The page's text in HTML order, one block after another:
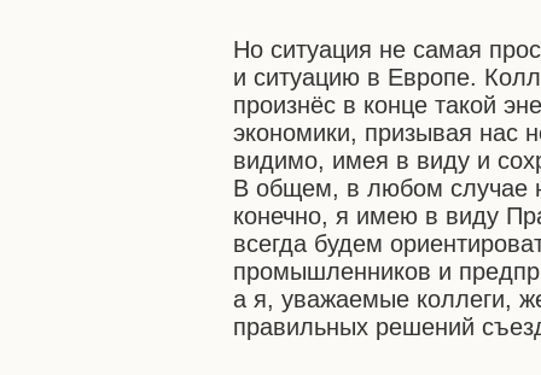
Но ситуация не самая
и ситуацию в Европе.
произнёс в конце такой
экономики, призывая нас
видимо, имея в виду и
В общем, в любом случае
конечно, я имею в виду
всегда будем
промышленников и
а я, уважаемые коллеги,
правильных решений